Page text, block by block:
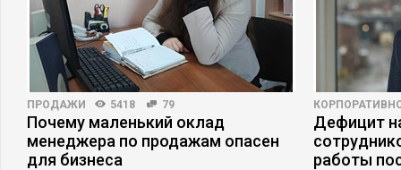
ПРОДАЖИ 5418 79
Почему маленький оклад
менеджера по продажам опасен
для бизнеса
Дефицит
работы